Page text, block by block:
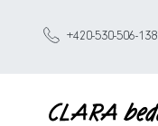
+420-530-506-138